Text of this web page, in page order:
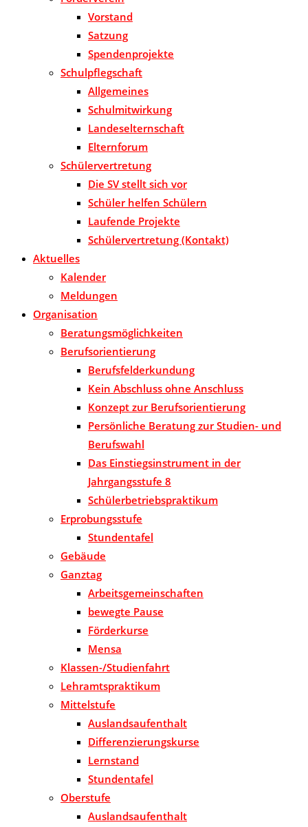
Vorstand
Satzung
Spendenprojekte
Schulpflegschaft
Allgemeines
Schulmitwirkung
Landeselternschaft
Elternforum
Schülervertretung
Die SV stellt sich vor
Schüler helfen Schülern
Laufende Projekte
Schülervertretung (Kontakt)
Aktuelles
Kalender
Meldungen
Organisation
Beratungsmöglichkeiten
Berufsorientierung
Berufsfelderkundung
Kein Abschluss ohne Anschluss
Konzept zur Berufsorientierung
Persönliche Beratung zur Studien- und
Berufswahl
Das Einstiegsinstrument in der
Jahrgangsstufe 8
Schülerbetriebspraktikum
Erprobungsstufe
Stundentafel
Gebäude
Ganztag
Arbeitsgemeinschaften
bewegte Pause
Förderkurse
Mensa
Klassen-/Studienfahrt
Lehramtspraktikum
Mittelstufe
Auslandsaufenthalt
Differenzierungskurse
Lernstand
Stundentafel
Oberstufe
Auslandsaufenthalt